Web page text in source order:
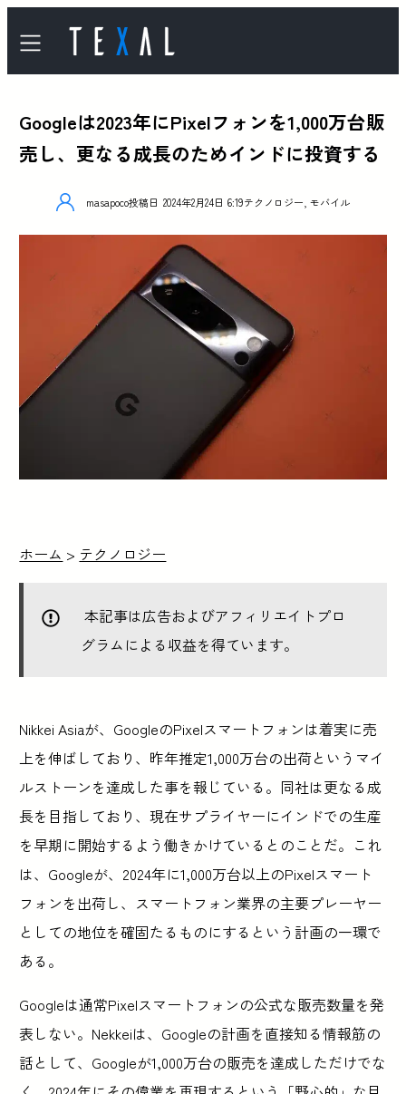
Googleは2023年にPixelフォンを1,000万台販
売し、更なる成長のためインドに投資する
masapoco投稿日 2024年2月24日 6:19テクノロジー モバイル
ホーム > テクノロジー
本記事は広告およびアフィリエイトプロ
グラムによる収益を得ています。
Nikkei Asiaが、GoogleのPixelスマートフォンは着実に売
上を伸ばしており、昨年推定1,000万台の出荷というマイ
ルストーンを達成した事を報じている。同社は更なる成
長を目指しており、現在サプライヤーにインドでの生産
を早期に開始するよう働きかけているとのことだ。これ
は、Googleが、2024年に1,000万台以上のPixelスマート
フォンを出荷し、スマートフォン業界の主要プレーヤー
としての地位を確固たるものにするという計画の一環で
ある。
Googleは通常Pixelスマートフォンの公式な販売数量を発
表しない。Nekkeiは、Googleの計画を直接知る情報筋の
話として、Googleが1,000万台の販売を達成しただけでな